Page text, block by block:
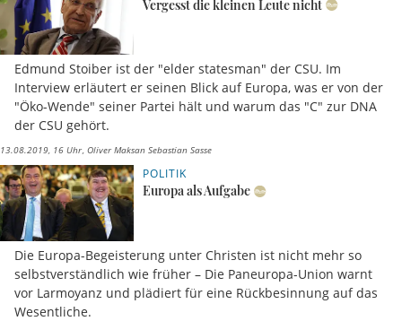
Vergesst die kleinen Leute nicht
Edmund Stoiber ist der "elder statesman" der CSU. Im
Interview erläutert er seinen Blick auf Europa, was er von der
"Öko-Wende" seiner Partei hält und warum das "C" zur DNA
der CSU gehört.
13.08.2019, 16 Uhr Oliver Maksan Sebastian Sasse
POLITIK
Europa als Aufgabe
Die Europa-Begeisterung unter Christen ist nicht mehr so
selbstverständlich wie früher – Die Paneuropa-Union warnt
vor Larmoyanz und plädiert für eine Rückbesinnung auf das
Wesentliche.